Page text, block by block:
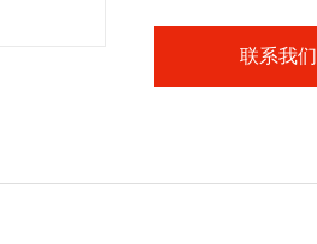
联系我们